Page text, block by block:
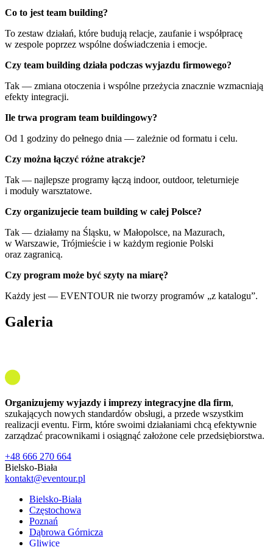
Co to jest team building?
To zestaw działań, które budują relacje, zaufanie i współpracę
w zespole poprzez wspólne doświadczenia i emocje.
Czy team building działa podczas wyjazdu firmowego?
Tak — zmiana otoczenia i wspólne przeżycia znacznie wzmacniają
efekty integracji.
Ile trwa program team buildingowy?
Od 1 godziny do pełnego dnia — zależnie od formatu i celu.
Czy można łączyć różne atrakcje?
Tak — najlepsze programy łączą indoor, outdoor, teleturnieje
i moduły warsztatowe.
Czy organizujecie team building w całej Polsce?
Tak — działamy na Śląsku, w Małopolsce, na Mazurach,
w Warszawie, Trójmieście i w każdym regionie Polski
oraz zagranicą.
Czy program może być szyty na miarę?
Każdy jest — EVENTOUR nie tworzy programów „z katalogu”.
Galeria
Organizujemy wyjazdy i imprezy integracyjne dla firm,
szukających nowych standardów obsługi, a przede wszystkim
realizacji eventu. Firm, które swoimi działaniami chcą efektywnie
zarządzać pracownikami i osiągnąć założone cele przedsiębiorstwa.
+48 666 270 664
Bielsko-Biała
kontakt@eventour.pl
Bielsko-Biała
Częstochowa
Poznań
Dąbrowa Górnicza
Gliwice